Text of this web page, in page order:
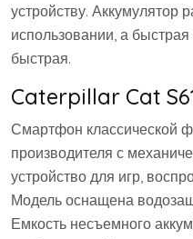
устройству. Аккумулятор
использовании, а
быстрая.
Caterpillar Cat
Смартфон классической
производителя с
устройство для игр,
Модель оснащена
Емкость несъемного